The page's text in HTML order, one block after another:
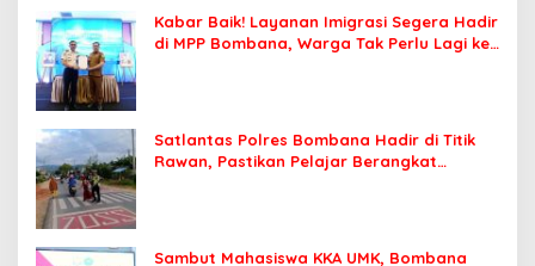
Kabar Baik! Layanan Imigrasi Segera Hadir
di MPP Bombana, Warga Tak Perlu Lagi ke
Satlantas Polres Bombana Hadir di Titik
Rawan, Pastikan Pelajar Berangkat
Sambut Mahasiswa KKA UMK, Bombana